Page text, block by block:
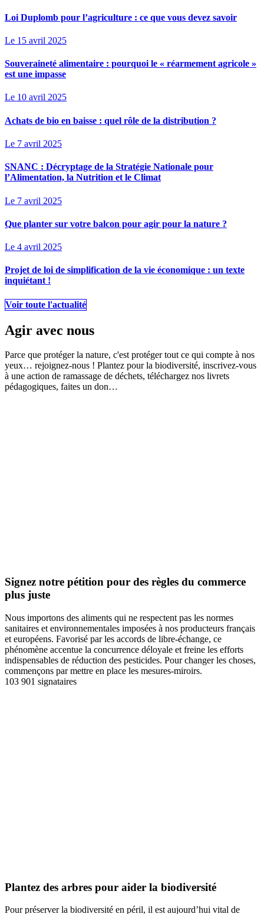
Loi Duplomb pour l’agriculture : ce que vous devez savoir
Le 15 avril 2025
Souveraineté alimentaire : pourquoi le « réarmement agricole »
est une impasse
Le 10 avril 2025
Achats de bio en baisse : quel rôle de la distribution ?
Le 7 avril 2025
SNANC : Décryptage de la Stratégie Nationale pour
l’Alimentation, la Nutrition et le Climat
Le 7 avril 2025
Que planter sur votre balcon pour agir pour la nature ?
Le 4 avril 2025
Projet de loi de simplification de la vie économique : un texte
inquiétant !
Voir toute l'actualité
Agir avec nous
Parce que protéger la nature, c'est protéger tout ce qui compte à nos
yeux… rejoignez-nous ! Plantez pour la biodiversité, inscrivez-vous
à une action de ramassage de déchets, téléchargez nos livrets
pédagogiques, faites un don…
Signez notre pétition pour des règles du commerce
plus juste
Nous importons des aliments qui ne respectent pas les normes
sanitaires et environnementales imposées à nos producteurs français
et européens. Favorisé par les accords de libre-échange, ce
phénomène accentue la concurrence déloyale et freine les efforts
indispensables de réduction des pesticides. Pour changer les choses,
commençons par mettre en place les mesures-miroirs.
103 901 signataires
Plantez des arbres pour aider la biodiversité
Pour préserver la biodiversité en péril, il est aujourd’hui vital de